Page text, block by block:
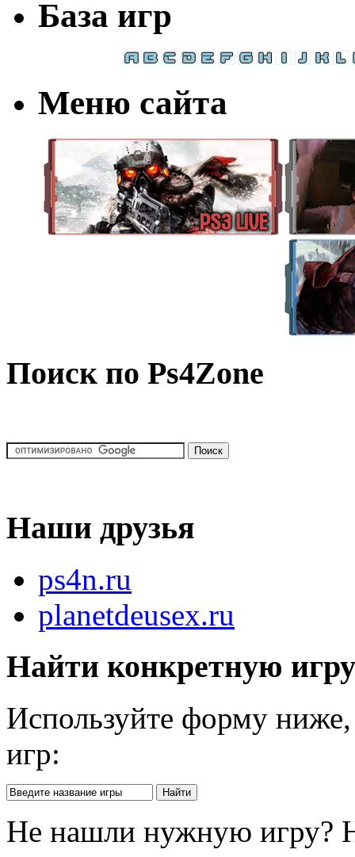
База игр
Меню сайта
Поиск по Ps4Zone
Наши друзья
ps4n.ru
planetdeusex.ru
Найти конкретную
Используйте форму
игр:
Не нашли нужную игру?